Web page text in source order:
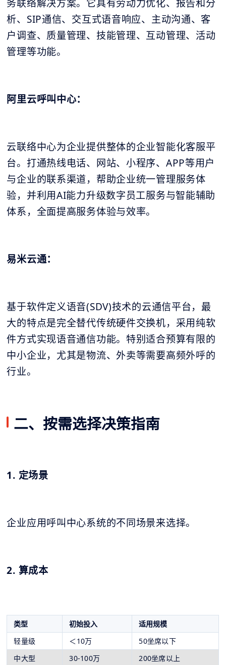
务联络解决方案。它具有劳动力优化、报告和分
析、SIP通信、交互式语音响应、主动沟通、客
户调查、质量管理、技能管理、互动管理、活动
管理等功能。
阿里云呼叫中心：
云联络中心为企业提供整体的企业智能化客服平
台。打通热线电话、网站、小程序、APP等用户
与企业的联系渠道，帮助企业统一管理服务体
验，并利用AI能力升级数字员工服务与智能辅助
体系，全面提高服务体验与效率。
易米云通：
基于软件定义语音(SDV)技术的云通信平台，最
大的特点是完全替代传统硬件交换机，采用纯软
件方式实现语音通信功能。特别适合预算有限的
中小企业，尤其是物流、外卖等需要高频外呼的
行业。
二、按需选择决策指南
1. 定场景
企业应用呼叫中心系统的不同场景来选择。
2. 算成本
类型 初始投入
适用规模
轻量级
＜10万
50坐席以下
中大型
30-100万
200坐席以上